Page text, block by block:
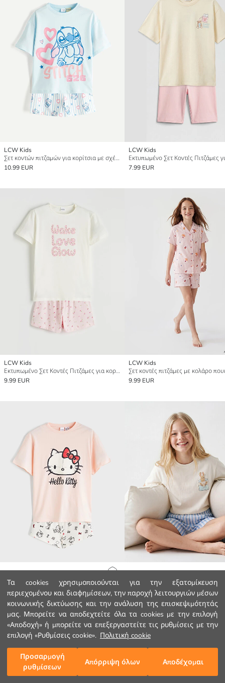
Τα cookies χρησιμοποιούνται για την εξατομίκευση
περιεχομένου και διαφημίσεων, την παροχή λειτουργιών μέσων
κοινωνικής δικτύωσης και την ανάλυση της επισκεψιμότητάς
μας. Μπορείτε να αποδεχτείτε όλα τα cookies με την επιλογή
«Αποδοχή» ή μπορείτε να επεξεργαστείτε τις ρυθμίσεις με την
επιλογή «Ρυθμίσεις cookie». Πολιτική cookie
Προσαρμογή
ρυθμίσεων
Απόρριψη όλων Αποδέχομαι
Αρχική Σελίδα
Κατηγορίες
Το Καλάθι μου
LCW Kids
Σετ κοντών πιτζαμών για κορίτσια με σχέδιο Stitch
10.99 EUR
LCW Kids
7.99 EUR
LCW Kids
Εκτυπωμένο Σετ Κοντές Πιτζάμες για κορίτσια
9.99 EUR
LCW Kids
9.99 EUR
Σετ κοντές πιτζάμες Hello Kitty με στάμπα για κορίτσια
8.99 EUR
8.99 EUR
1